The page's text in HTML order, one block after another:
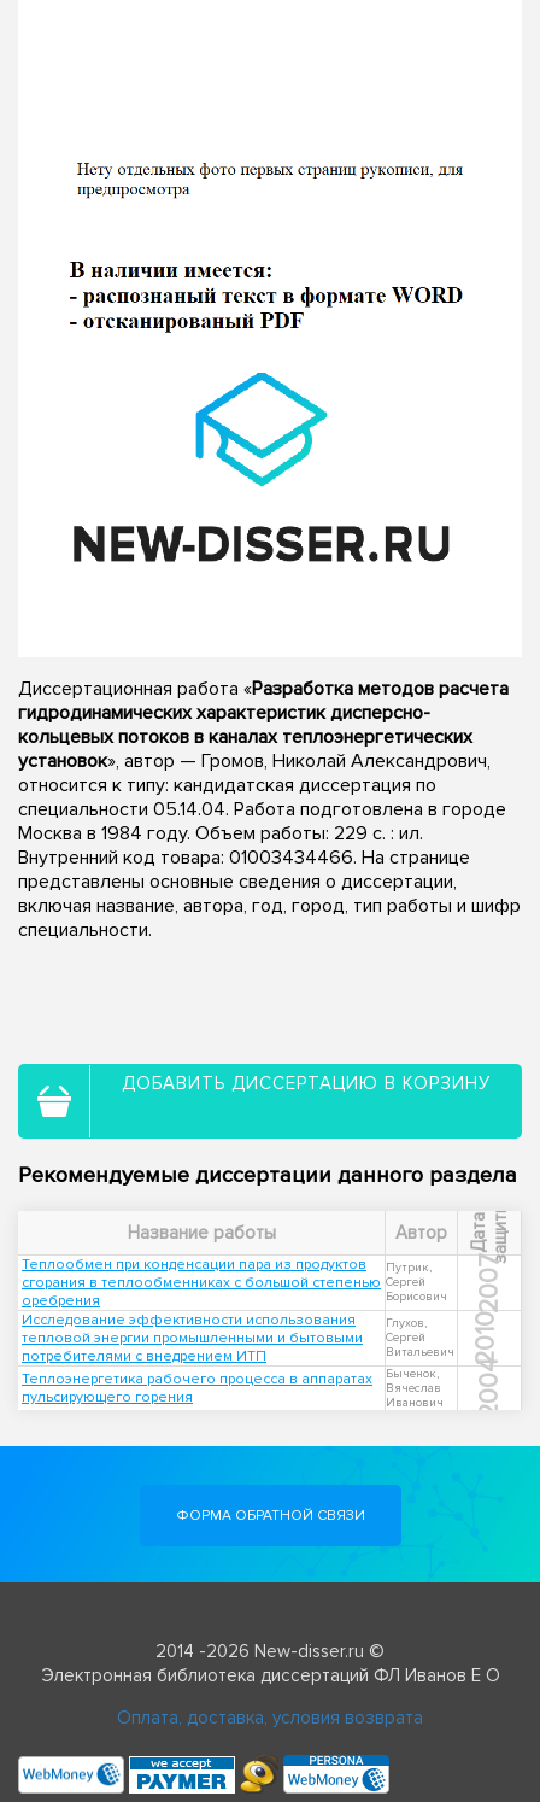
Диссертационная работа «Разработка методов расчета
гидродинамических характеристик дисперсно-
кольцевых потоков в каналах теплоэнергетических
установок», автор — Громов, Николай Александрович,
относится к типу: кандидатская диссертация по
специальности 05.14.04. Работа подготовлена в городе
Москва в 1984 году. Объем работы: 229 c. : ил.
Внутренний код товара: 01003434466. На странице
представлены основные сведения о диссертации,
включая название, автора, год, город, тип работы и шифр
специальности.
ДОБАВИТЬ ДИССЕРТАЦИЮ В КОРЗИНУ
Рекомендуемые диссертации данного раздела
Название работы Автор Д
а
т
а
з
а
щ
и
т ы
Теплообмен при конденсации пара из продуктов
сгорания в теплообменниках с большой степенью
оребрения
Путрик,
Сергей
Борисович
2007
Исследование эффективности использования
тепловой энергии промышленными и бытовыми
потребителями с внедрением ИТП
Глухов,
Сергей
Витальевич
2010
Теплоэнергетика рабочего процесса в аппаратах
пульсирующего горения
Быченок,
Вячеслав
Иванович
2004
ФОРМА ОБРАТНОЙ СВЯЗИ
2014 -2026 New-disser.ru ©
Электронная библиотека диссертаций ФЛ Иванов Е О
Оплата, доставка, условия возврата